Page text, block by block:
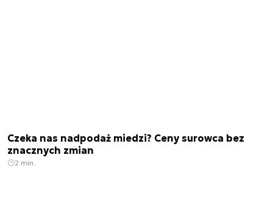
Czeka nas nadpodaż miedzi? Ceny surowca bez
znacznych zmian
2 min.